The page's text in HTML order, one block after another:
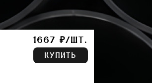
1667 ₽/ШТ.
КУПИТЬ